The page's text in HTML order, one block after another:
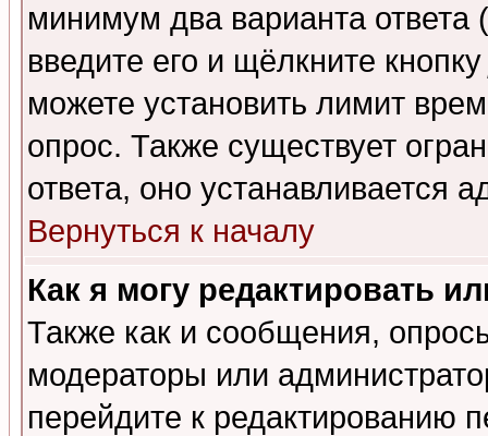
минимум два варианта ответа
введите его и щёлкните
можете установить лимит
опрос. Также существует
ответа, оно устанавливается
Вернуться к началу
Как я могу редактировать
Также как и сообщения,
модераторы или
перейдите к редактированию